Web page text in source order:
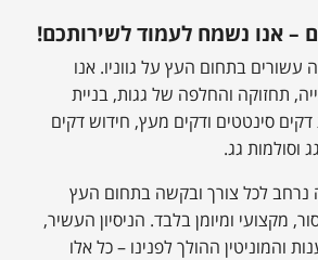
– אנו נשמח לעמוד לשירותכם!
בתחום העץ על גווניו. אנו
תחזוקה והחלפה של גגות, בניית
סינטטים ודקים מעץ, חידוש דקים
וסולמות גג.
נרחב לכל צורך ובקשה בתחום העץ
מקצועי ומיומן בלבד. הניסיון העשיר,
והמוניטין ההולך לפנינו – כל אלו